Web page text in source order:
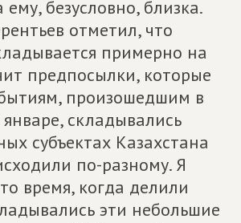
безусловно, близка.
отметил, что
примерно на
предпосылки, которые
произошедшим в
складывались
субъектах Казахстана
по-разному. Я
время, когда делили
эти небольшие